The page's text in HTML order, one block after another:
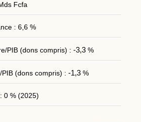
Fcfa
: 6,6 %
PIB (dons compris) : -3,3%
(dons compris) : -1,3%
0 % (2025)